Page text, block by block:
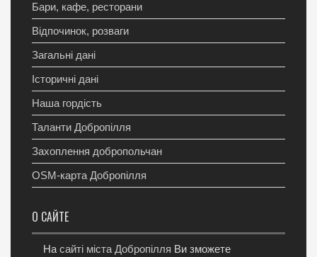
Бари, кафе, ресторани
Відпочинок, розваги
Загальні дані
Історичні дані
Наша гордість
Таланти Добропілля
Захоплення добропольчан
OSM-карта Добропілля
О САЙТЕ
На сайті міста Добропілля Ви зможете